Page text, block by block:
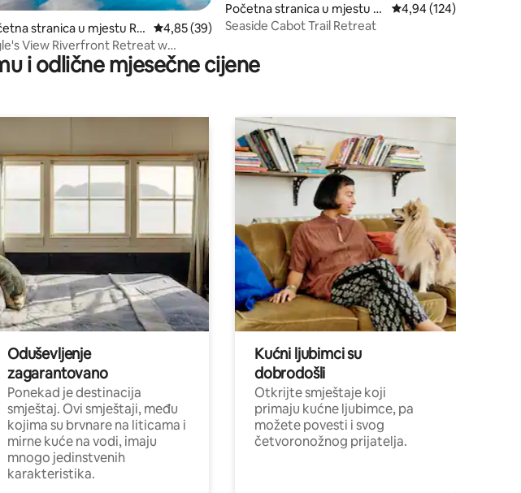
4,97 od 5, recenzija: 62
stranica u mjestu Riv prosječna ocjena 4,85 od 5, recenzija: 39
4,85 (39)
View Riverfront Retreat w
Views
Početna stranica u mjestu E
nglishtown
prosječna ocjena 4,94
4,94 (124)
Seaside Cabot Trail Retreat
i odlične mjesečne cijene
Oduševljenje
zagarantovano
Ponekad je destinacija
smještaj. Ovi smještaji, među
kojima su brvnare na liticama i
mirne kuće na vodi, imaju
mnogo jedinstvenih
karakteristika.
Kućni ljubimci su
dobrodošli
Otkrijte smještaje koji
primaju kućne ljubimce, pa
možete povesti i svog
četvoronožnog prijatelja.